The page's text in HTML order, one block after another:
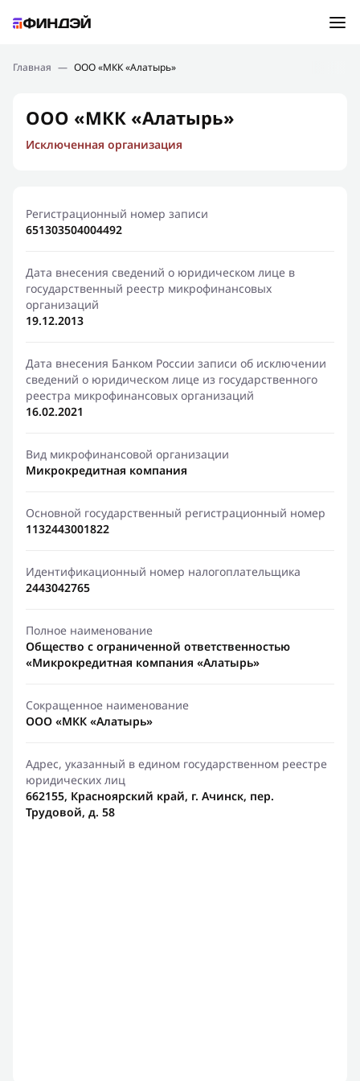
Подбор займа
Новости
Финансовое просвещение
Главная — ООО «МКК «Алатырь»
ООО «МКК «Алатырь»
Исключенная организация
Регистрационный номер записи
651303504004492
Дата внесения сведений о юридическом лице в
государственный реестр микрофинансовых
организаций
19.12.2013
Дата внесения Банком России записи об исключении
сведений о юридическом лице из государственного
реестра микрофинансовых организаций
16.02.2021
Вид микрофинансовой организации
Микрокредитная компания
Основной государственный регистрационный номер
1132443001822
Идентификационный номер налогоплательщика
2443042765
Полное наименование
Общество с ограниченной ответственностью
«Микрокредитная компания «Алатырь»
Сокращенное наименование
ООО «МКК «Алатырь»
Адрес, указанный в едином государственном реестре
юридических лиц
662155, Красноярский край, г. Ачинск, пер.
Трудовой, д. 58
Ошибка:Контактная форма не найдена.
Спасибо, что написали нам
Мы свяжемся с Вами в ближайшее время и сообщим
результат
Отправить новый запрос